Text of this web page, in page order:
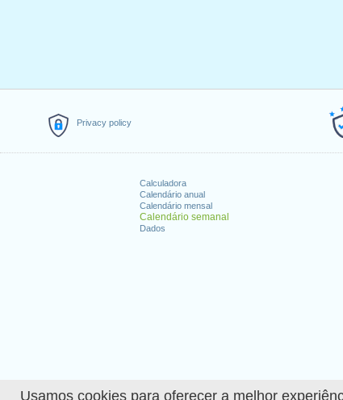
Usamos cookies para oferecer a melhor
Privacy policy
Calculadora
Calendário anual
Calendário mensal
Calendário semanal
Dados